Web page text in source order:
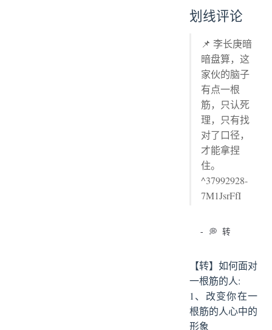
划线评论
📌 李长庚暗
暗盘算，这
家伙的脑子
有点一根
筋，只认死
理，只有找
对了口径，
才能拿捏
住。
^37992928-
7M1JsrFfI
【转】如何面对
一根筋的人:
1、改变你在一
根筋的人心中的
形象